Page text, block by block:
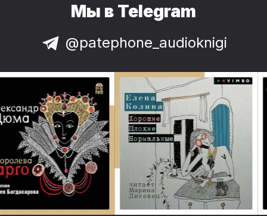
Мы в Telegram
@patephone_audioknigi